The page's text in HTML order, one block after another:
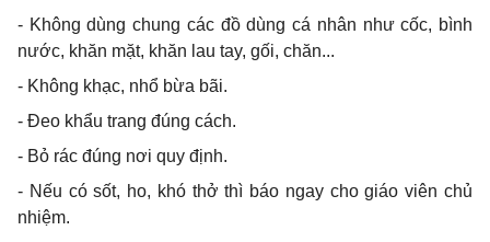
- Không dùng chung các đồ dùng cá nhân như cốc, bình
nước, khăn mặt, khăn lau tay, gối, chăn...
- Không khạc, nhổ bừa bãi.
- Đeo khẩu trang đúng cách.
- Bỏ rác đúng nơi quy định.
- Nếu có sốt, ho, khó thở thì báo ngay cho giáo viên chủ
nhiệm.